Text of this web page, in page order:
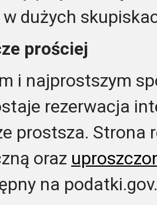
w dużych
prościej
i najprostszym
rezerwacja
prostsza. Strona
oraz
na